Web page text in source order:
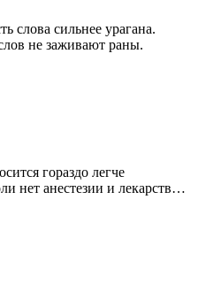
слова сильнее урагана.
не заживают раны.
гораздо легче
нет анестезии и лекарств…